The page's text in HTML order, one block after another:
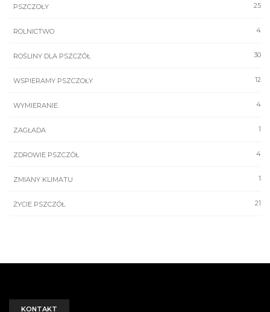
25
PSZCZOŁY
4
ROLNICTWO
30
ROŚLINY DLA PSZCZÓŁ
12
WSPIERAMY PSZCZOŁY
4
WYMIERANIE
1
ZAGŁADA
4
ZDROWIE PSZCZÓŁ
1
ZMIANY KLIMATU
21
ŻYCIE PSZCZÓŁ
KONTAKT